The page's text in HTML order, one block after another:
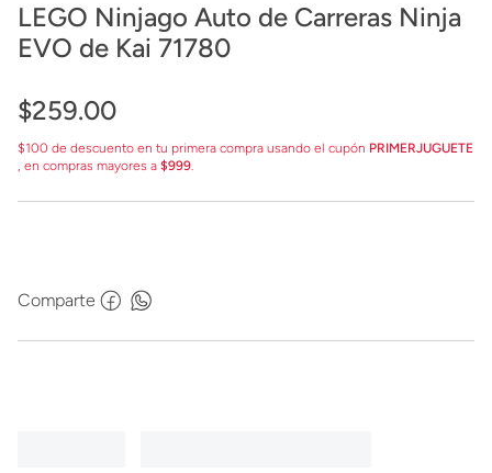
LEGO Ninjago Auto de Carreras Ninja
EVO de Kai 71780
$259.00
$100 de descuento en tu primera compra usando el cupón PRIMERJUGUETE
, en compras mayores a $999.
Comparte